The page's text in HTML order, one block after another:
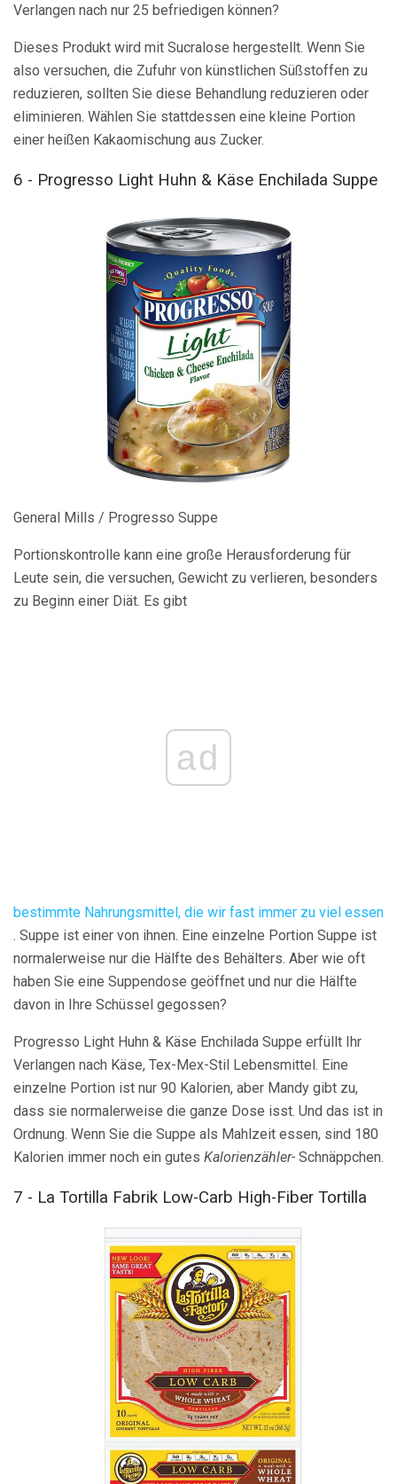
Verlangen nach nur 25 befriedigen können?
Dieses Produkt wird mit Sucralose hergestellt. Wenn Sie
also versuchen, die Zufuhr von künstlichen Süßstoffen zu
reduzieren, sollten Sie diese Behandlung reduzieren oder
eliminieren. Wählen Sie stattdessen eine kleine Portion
einer heißen Kakaomischung aus Zucker.
6 - Progresso Light Huhn & Käse Enchilada Suppe
General Mills / Progresso Suppe
Portionskontrolle kann eine große Herausforderung für
Leute sein, die versuchen, Gewicht zu verlieren, besonders
zu Beginn einer Diät. Es gibt
ad
bestimmte Nahrungsmittel, die wir fast immer zu viel essen
. Suppe ist einer von ihnen. Eine einzelne Portion Suppe ist
normalerweise nur die Hälfte des Behälters. Aber wie oft
haben Sie eine Suppendose geöffnet und nur die Hälfte
davon in Ihre Schüssel gegossen?
Progresso Light Huhn & Käse Enchilada Suppe erfüllt Ihr
Verlangen nach Käse, Tex-Mex-Stil Lebensmittel. Eine
einzelne Portion ist nur 90 Kalorien, aber Mandy gibt zu,
dass sie normalerweise die ganze Dose isst. Und das ist in
Ordnung. Wenn Sie die Suppe als Mahlzeit essen, sind 180
Kalorien immer noch ein gutes Kalorienzähler- Schnäppchen.
7 - La Tortilla Fabrik Low-Carb High-Fiber Tortilla